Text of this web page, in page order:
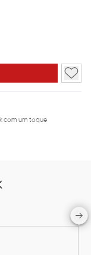
com um toque